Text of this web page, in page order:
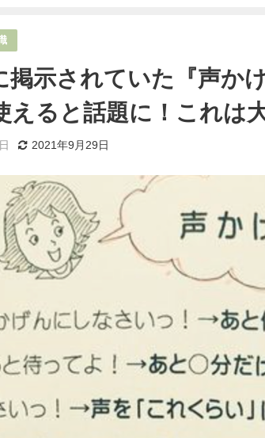
掲示されていた『声か
えると話題に！これは
2021年9月29日